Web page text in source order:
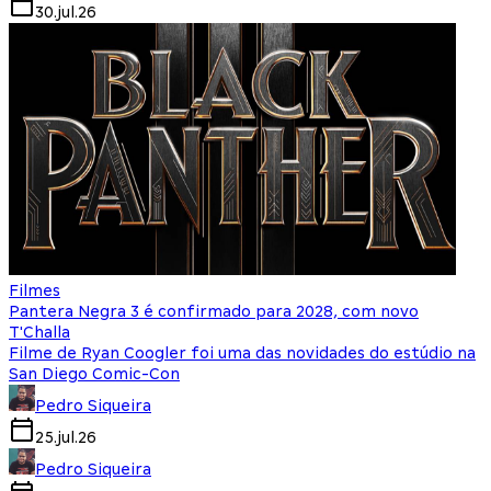
30.jul.26
Filmes
Pantera Negra 3 é confirmado para 2028, com novo
T'Challa
Filme de Ryan Coogler foi uma das novidades do estúdio na
San Diego Comic-Con
Pedro Siqueira
25.jul.26
Pedro Siqueira